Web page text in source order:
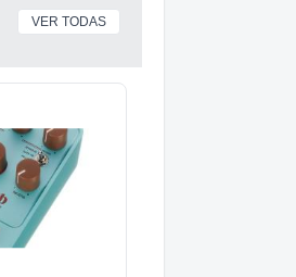
VER TODAS